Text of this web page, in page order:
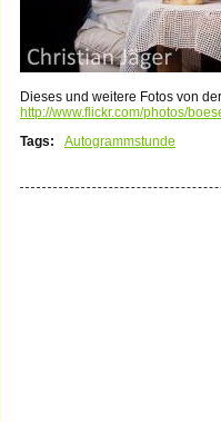
Dieses und weitere Fotos von
http://www.flickr.com/photos/
Tags:
Autogrammstunde